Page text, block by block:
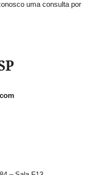
uma consulta por